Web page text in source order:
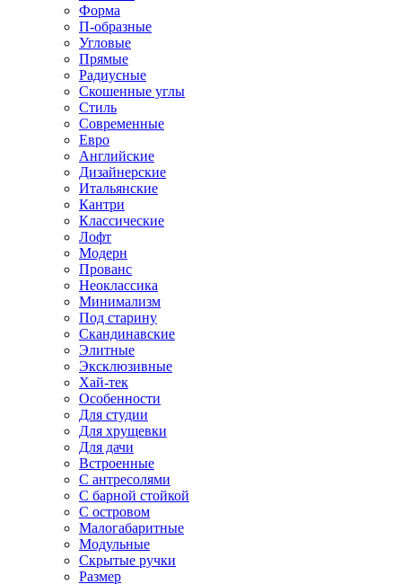
Форма
П-образные
Угловые
Прямые
Радиусные
Скошенные углы
Стиль
Современные
Евро
Английские
Дизайнерские
Итальянские
Кантри
Классические
Лофт
Модерн
Прованс
Неоклассика
Минимализм
Под старину
Скандинавские
Элитные
Эксклюзивные
Хай-тек
Особенности
Для студии
Для хрущевки
Для дачи
Встроенные
С антресолями
С барной стойкой
С островом
Малогабаритные
Модульные
Скрытые ручки
Размер